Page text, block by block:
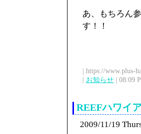
あ、もちろん
す！！
| https://www.plus-
| お知らせ | 08:09
REEFハワイ
2009/11/19